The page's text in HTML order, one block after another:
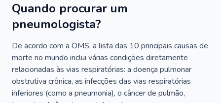
Quando procurar um
pneumologista?
De acordo com a OMS, a lista das 10 principais causas de
morte no mundo inclui várias condições diretamente
relacionadas às vias respiratórias: a doença pulmonar
obstrutiva crônica, as infecções das vias respiratórias
inferiores (como a pneumonia), o câncer de pulmão,